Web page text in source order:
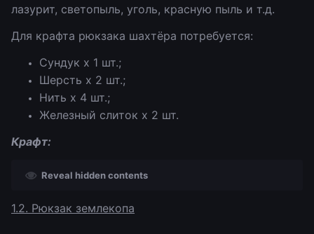
лазурит, светопыль, уголь, красную пыль и т.д.
Для крафта рюкзака шахтёра потребуется:
Сундук х 1 шт.;
Шерсть х 2 шт.;
Нить х 4 шт.;
Железный слиток х 2 шт.
Крафт:
Reveal hidden contents
1.2. Рюкзак землекопа